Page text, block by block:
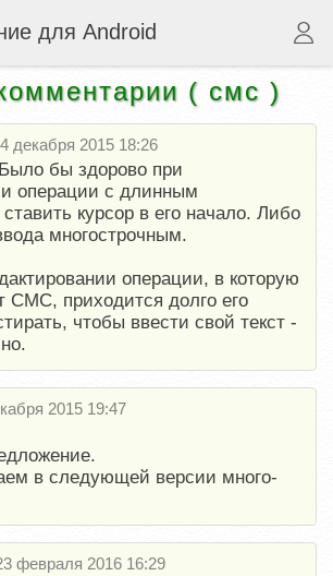
для Android
( смс )
декабря 2015 18:26
бы здорово при
операции с длинным
курсор в его начало. Либо
многострочным.
операции, в которую
СМС, приходится долго его
чтобы ввести свой текст -
2015 19:47
в следующей версии много-
февраля 2016 16:29